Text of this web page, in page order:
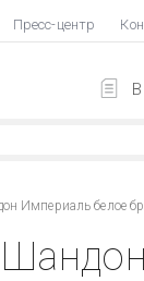
Пресс-центр
Империаль белое